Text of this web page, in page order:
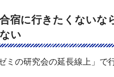
宿に行きたくないな
い
ミの研究会の延長線上」で